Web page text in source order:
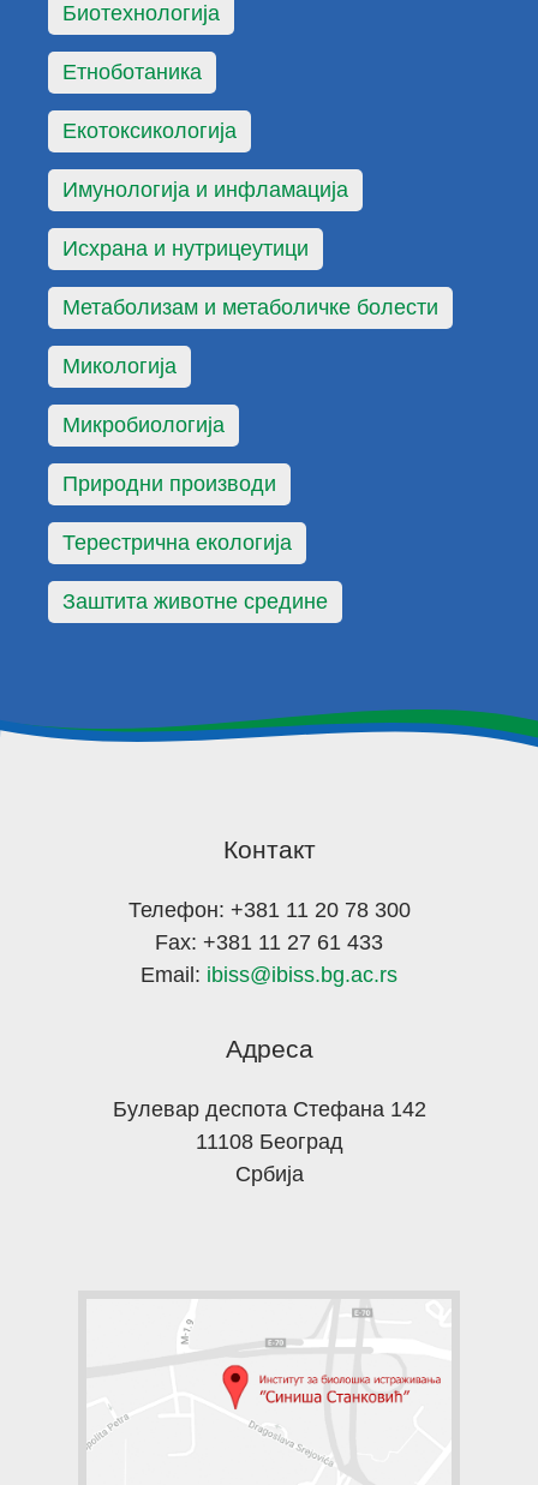
Биотехнологија
Етноботаника
Екотоксикологија
Имунологија и инфламација
Исхрана и нутрицеутици
Метаболизам и метаболичке болести
Микологија
Микробиологија
Природни производи
Терестрична екологија
Заштита животне средине
Контакт
Телефон: +381 11 20 78 300
Fax: +381 11 27 61 433
Email: ibiss@ibiss.bg.ac.rs
Адреса
Булевар деспота Стефана 142
11108 Београд
Србија